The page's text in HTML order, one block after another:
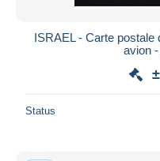
ISRAEL - Carte postale
avion
Status